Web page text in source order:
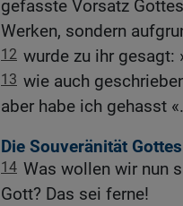
gefasste Vorsatz
Werken, sondern
12 wurde zu ihr gesagt:
13 wie auch
aber habe ich gehasst «.
Die Souveränität Gottes
14 Was wollen wir nun
Gott? Das sei ferne!